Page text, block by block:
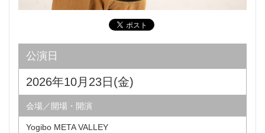
公演日
2026年10月23日(金)
会場／開場・開演
Yogibo META VALLEY